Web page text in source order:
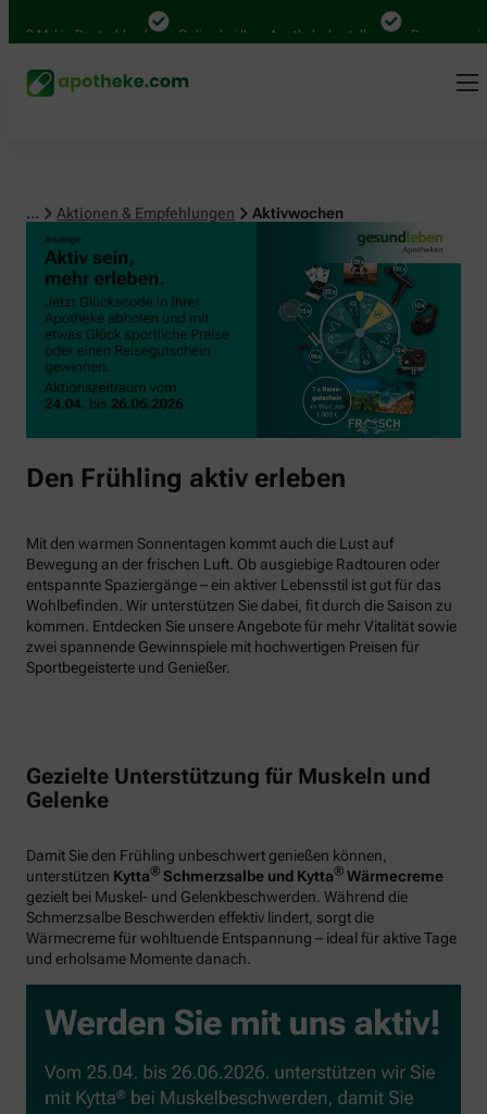
Mal in Deutschland Online bei Ihrer Apotheke bestellen Bequem
... Aktionen & Empfehlungen Aktivwochen
Den Frühling aktiv erleben
Mit den warmen Sonnentagen kommt auch die Lust auf
Bewegung an der frischen Luft. Ob ausgiebige Radtouren oder
entspannte Spaziergänge – ein aktiver Lebensstil ist gut für das
Wohlbefinden. Wir unterstützen Sie dabei, fit durch die Saison zu
kommen. Entdecken Sie unsere Angebote für mehr Vitalität sowie
zwei spannende Gewinnspiele mit hochwertigen Preisen für
Sportbegeisterte und Genießer.
Gezielte Unterstützung für Muskeln und
Gelenke
Damit Sie den Frühling unbeschwert genießen können,
unterstützen Kytta® Schmerzsalbe und Kytta® Wärmecreme
gezielt bei Muskel- und Gelenkbeschwerden. Während die
Schmerzsalbe Beschwerden effektiv lindert, sorgt die
Wärmecreme für wohltuende Entspannung – ideal für aktive Tage
und erholsame Momente danach.